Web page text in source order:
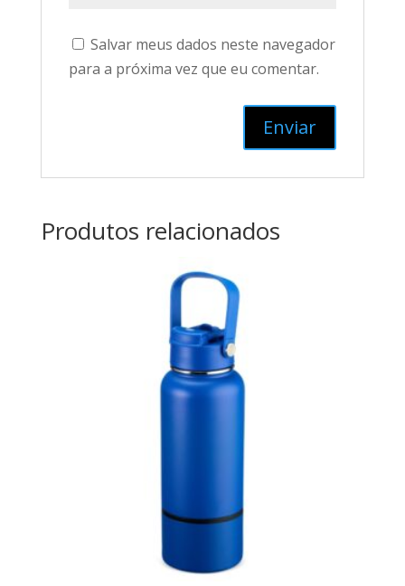
Salvar meus dados neste navegador
para a próxima vez que eu comentar.
Produtos relacionados